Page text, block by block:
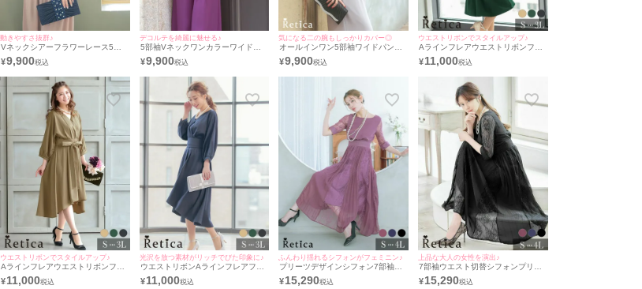
動きやすさ抜群♪
Vネックシアーフラワーレース5部
袖オールインワン二の腕カバー結婚
式パーティードレス [Retica/レティ
¥9,900
デコルテを綺麗に魅せる♪
5部袖Vネックワンカラーワイドパ
ンツ二の腕カバー結婚式パーティー
ドレス [Retica/レティカ]
¥9,900
気になる二の腕もしっかりカバー◎
オールインワン5部袖ワイドパンツ
結婚式パーティードレス [Retica/レ
ティカ]
¥9,900
ウエストリボンでスタイルアップ♪
Aラインフレアウエストリボンフィ
ッシュテールカジュアルサテン膝下
二の腕カバースリーブ結婚式パーテ
¥11,000
ウエストリボンでスタイルアップ♪
Aラインフレアウエストリボンフィ
ッシュテールカジュアルサテン膝下
二の腕カバースリーブ結婚式パーテ
¥11,000
光沢を放つ素材がリッチでびた印象に♪
ウエストリボンAラインフレアフィ
ッシュテールカジュアルサテン膝下
二の腕カバースリーブ結婚式パーテ
¥ 11,000
ふんわり揺れるシフォンがフェミニン♪
プリーツデザインシフォン7部袖ロ
ング結婚式パーティードレス
[Retica/レティカ]
¥15,290
上品な大人の女性を演出♪
7部袖ウエスト切替シフォンプリー
ツ結婚式パーティードレス [Retica/
レティカ]
¥15,290